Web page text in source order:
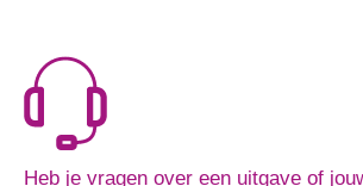
Heb je vragen over een uitgave of